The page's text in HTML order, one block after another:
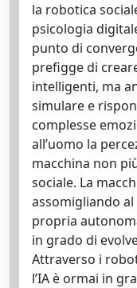
la robotica
psicologia
punto di
prefigge di
intelligenti, ma
simulare e
complesse
all’uomo la
macchina non
sociale. La
assomigliando
propria
in grado di
Attraverso i
l’IA è ormai in